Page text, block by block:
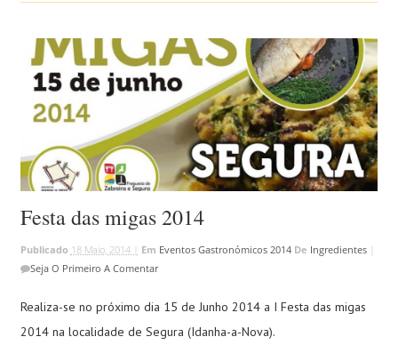
Festa das migas 2014
Publicado 18 Maio, 2014 | Em Eventos Gastronómicos 2014 De Ingredientes|
Seja O Primeiro A Comentar
Realiza-se no próximo dia 15 de Junho 2014 a I Festa das migas
2014 na localidade de Segura (Idanha-a-Nova).